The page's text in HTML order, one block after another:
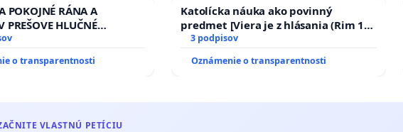
POKOJNÉ RÁNA A
PREŠOVE HLUČNÉ
PRÁCE V SOBOTU LEN OD
8.00 – 18.00 HOD. A
o transparentnosti
Katolícka náuka ako povinný
predmet [Viera je z hlásania (Rim 10,
17)]
3 podpisov
Oznámenie o transparentnosti
VLASTNÚ PETÍCIU